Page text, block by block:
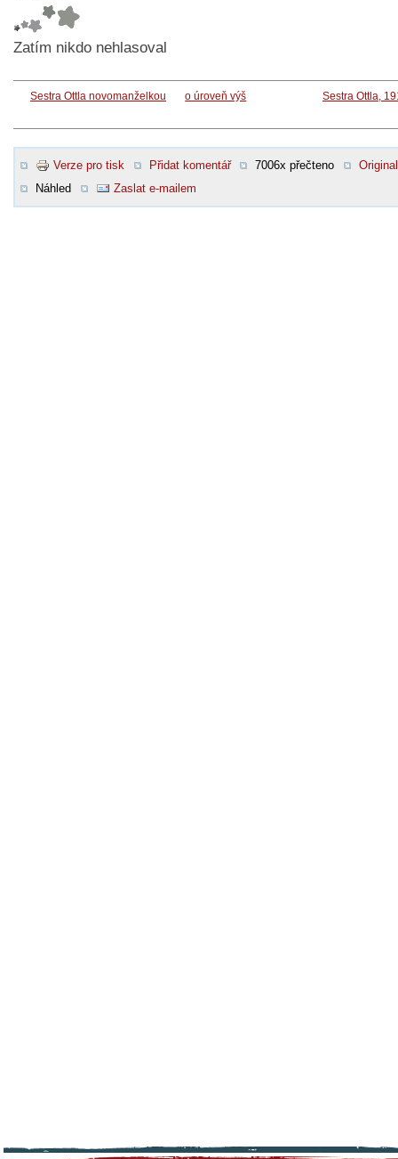
Zatím nikdo nehlasoval
Sestra Ottla novomanželkou o úroveň výš Sestra Ottla,
Verze pro tisk Přidat komentář 7006x přečteno
Original
Náhled
Zaslat e-mailem